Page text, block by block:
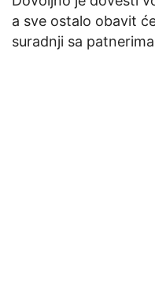
a sve ostalo obavit
suradnji sa